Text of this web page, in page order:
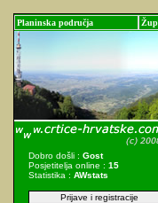
Planinska područja
Dobro došli : Gost
Posjetitelja online : 15
Statistika : AWstats
Prijave i registracije